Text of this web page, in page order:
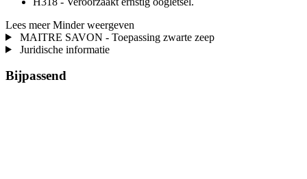
Lees meer Minder weergeven
MAITRE SAVON - Toepassing zwarte zeep
Juridische informatie
Bijpassend